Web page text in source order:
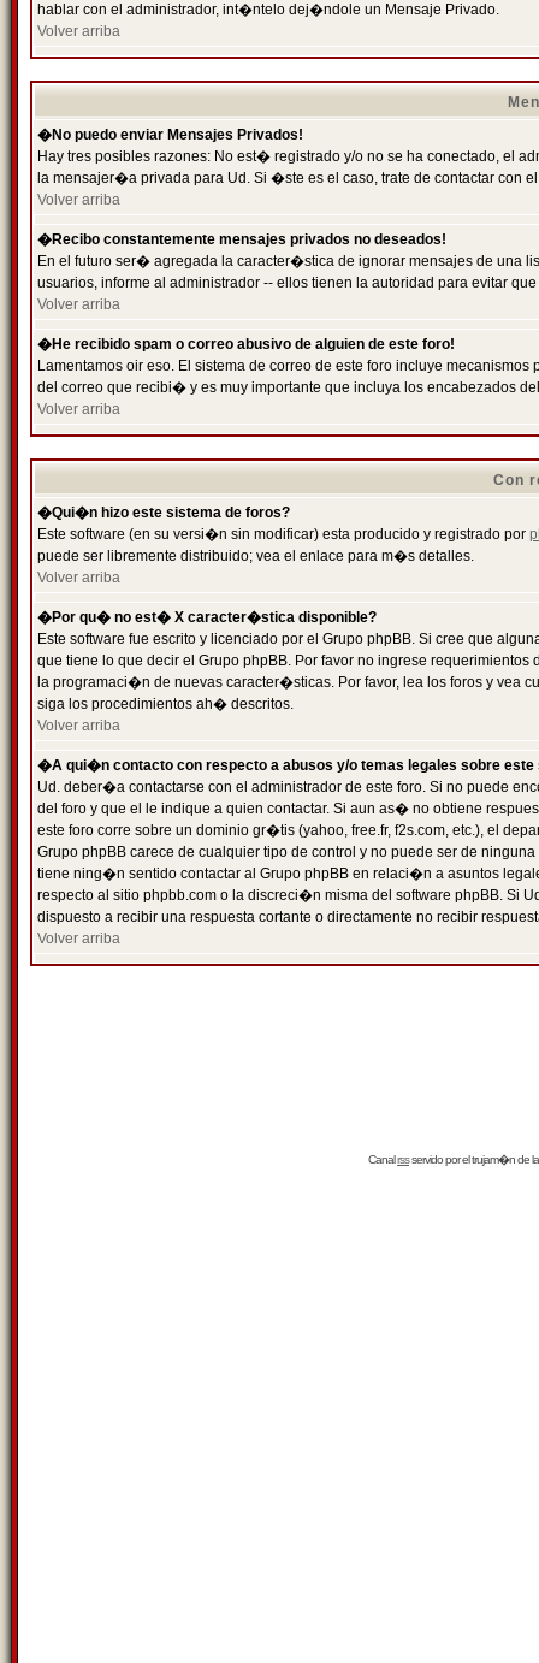
hablar con el administrador, int�ntelo dej�ndole un Mensaje Privado.
Volver arriba
�No puedo enviar Mensajes Privados!
Hay tres posibles razones: No est� registrado y/o no se ha conectado, el
la mensajer�a privada para Ud. Si �ste es el caso, trate de contactar con
Volver arriba
�Recibo constantemente mensajes privados no deseados!
En el futuro ser� agregada la caracter�stica de ignorar mensajes de una
usuarios, informe al administrador -- ellos tienen la autoridad para evitar
Volver arriba
�He recibido spam o correo abusivo de alguien de este foro!
Lamentamos oir eso. El sistema de correo de este foro incluye
del correo que recibi� y es muy importante que incluya los encabezados
Volver arriba
Con
�Qui�n hizo este sistema de foros?
Este software (en su versi�n sin modificar) esta producido y registrado por
puede ser libremente distribuido; vea el enlace para m�s detalles.
Volver arriba
�Por qu� no est� X caracter�stica disponible?
Este software fue escrito y licenciado por el Grupo phpBB. Si cree que
que tiene lo que decir el Grupo phpBB. Por favor no ingrese
la programaci�n de nuevas caracter�sticas. Por favor, lea los foros y vea
siga los procedimientos ah� descritos.
Volver arriba
�A qui�n contacto con respecto a abusos y/o temas legales sobre este
Ud. deber�a contactarse con el administrador de este foro. Si no puede
del foro y que el le indique a quien contactar. Si aun as� no obtiene
este foro corre sobre un dominio gr�tis (yahoo, free.fr, f2s.com, etc.), el
Grupo phpBB carece de cualquier tipo de control y no puede ser de
tiene ning�n sentido contactar al Grupo phpBB en relaci�n a asuntos
respecto al sitio phpbb.com o la discreci�n misma del software phpBB. Si
dispuesto a recibir una respuesta cortante o directamente no recibir
Volver arriba
Canalrssservido por eltrujam�nde